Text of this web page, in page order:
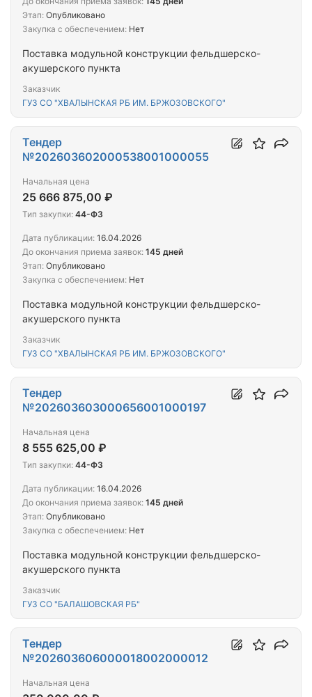
Поставка модульной конструкции фельдшерско-
акушерского пункта
Заказчик
ГУЗ СО "ХВАЛЫНСКАЯ РБ ИМ. БРЖОЗОВСКОГО"
Этап: Опубликовано
Закупка с обеспечением: Нет
Поставка модульной конструкции фельдшерско-
акушерского пункта
Заказчик
ГУЗ СО "ХВАЛЫНСКАЯ РБ ИМ. БРЖОЗОВСКОГО"
Тендер
№202603602000538001000055
Начальная цена
25 666 875,00 ₽
Тип закупки: 44-ФЗ
Дата публикации: 16.04.2026
До окончания приема заявок: 145 дней
Этап: Опубликовано
Закупка с обеспечением: Нет
Поставка модульной конструкции фельдшерско-
акушерского пункта
Заказчик
ГУЗ СО "БАЛАШОВСКАЯ РБ"
Тендер
№202603603000656001000197
Начальная цена
8 555 625,00 ₽
Тип закупки: 44-ФЗ
Дата публикации: 16.04.2026
До окончания приема заявок: 145 дней
Этап: Опубликовано
Закупка с обеспечением: Нет
Тендер
№202603606000018002000012
Начальная цена